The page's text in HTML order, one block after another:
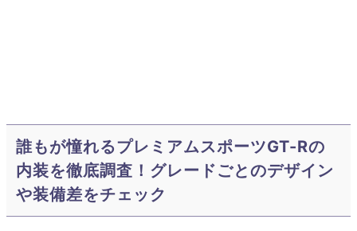
誰もが憧れるプレミアムスポーツGT-Rの
内装を徹底調査！グレードごとのデザイン
や装備差をチェック